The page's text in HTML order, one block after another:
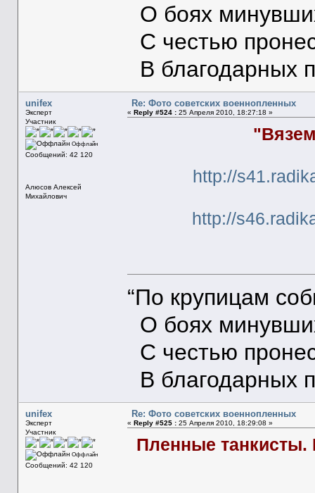
О боях
С честью
В благодарных
unifex
Эксперт
Участник
Оффлайн
Сообщений: 42 120
Алюсов Алексей
Михайлович
Re: Фото советских военнопленных
« Reply #524 :25 Апреля 2010, 18:27:18 »
http://
http://
“По крупицам
О боях
С честью
В благодарных
unifex
Эксперт
Участник
Оффлайн
Сообщений: 42 120
Re: Фото советских военнопленных
« Reply #525 :25 Апреля 2010, 18:29:08 »
Пленные танкисты.